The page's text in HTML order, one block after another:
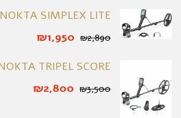
NOKTA SIMPLEX LITE
₪2,890
₪1,950
NOKTA TRIPEL SCORE
₪3,500
₪2,800